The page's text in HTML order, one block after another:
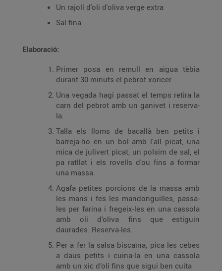
Un rajolí d'oli d'oliva verge extra
Sal fina
Elaboració:
Primer posa en remull en aigua tèbia
durant 30 minuts el pebrot xoricer.
Una vegada hagi passat el temps retira la
carn del pebrot amb un ganivet i reserva-
la.
Talla els lloms de bacallà ben petits i
barreja-ho en un bol amb l'all picat, una
mica de julivert picat, un polsim de sal, el
pa ratllat i els rovells d'ou fins a formar
una massa.
Agafa petites porcions de la massa amb
les mans i fes les mandonguilles, passa-
les per farina i fregeix-les en una cassola
amb oli d'oliva fins que estiguin
daurades. Reserva-les.
Per a fer la salsa biscaïna, pica les cebes
a daus petits i cuina-la en una cassola
amb un xic d’oli fins que sigui ben cuita